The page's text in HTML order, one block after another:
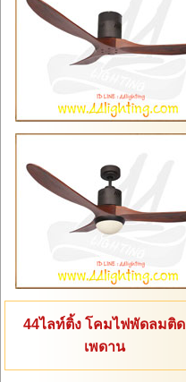
44ไลท์ติ้ง โคมไฟพัดลมติด
เพดาน